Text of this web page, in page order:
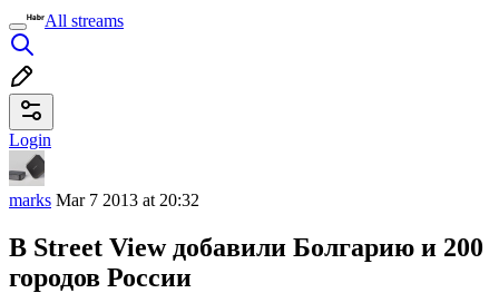
All streams
Login
marks Mar 7 2013 at 20:32
В Street View добавили Болгарию и 200
городов России